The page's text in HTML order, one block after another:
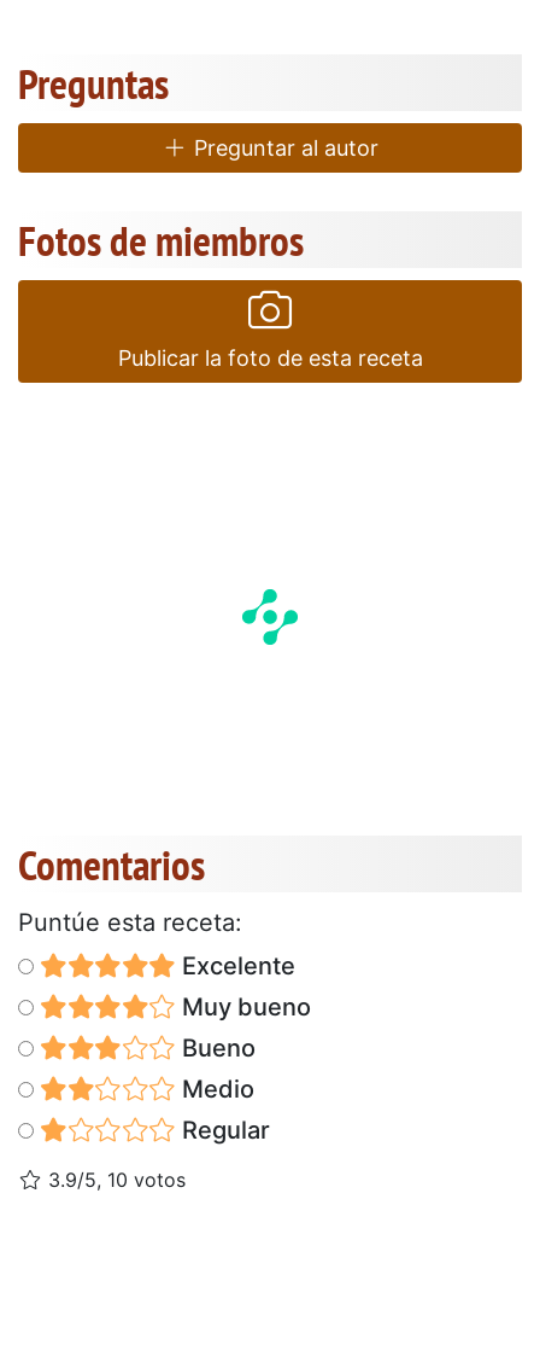
Preguntas
Preguntar al autor
Fotos de miembros
Publicar la foto de esta receta
Comentarios
Puntúe esta receta:
Excelente
Muy bueno
Bueno
Medio
Regular
3.9/5, 10 votos